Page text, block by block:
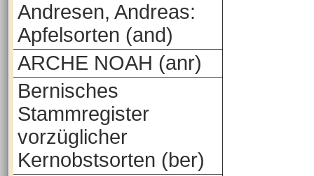
Andresen, Andreas:
Apfelsorten (and)
ARCHE NOAH (anr)
Bernisches
Stammregister
vorzüglicher
Kernobstsorten (ber)